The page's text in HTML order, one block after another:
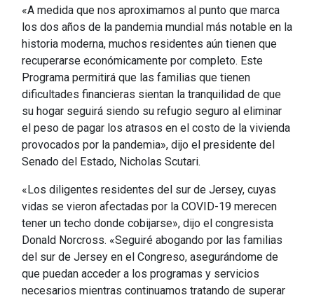
«A medida que nos aproximamos al punto que marca
los dos años de la pandemia mundial más notable en la
historia moderna, muchos residentes aún tienen que
recuperarse económicamente por completo. Este
Programa permitirá que las familias que tienen
dificultades financieras sientan la tranquilidad de que
su hogar seguirá siendo su refugio seguro al eliminar
el peso de pagar los atrasos en el costo de la vivienda
provocados por la pandemia», dijo el presidente del
Senado del Estado, Nicholas Scutari.
«Los diligentes residentes del sur de Jersey, cuyas
vidas se vieron afectadas por la COVID-19 merecen
tener un techo donde cobijarse», dijo el congresista
Donald Norcross. «Seguiré abogando por las familias
del sur de Jersey en el Congreso, asegurándome de
que puedan acceder a los programas y servicios
necesarios mientras continuamos tratando de superar